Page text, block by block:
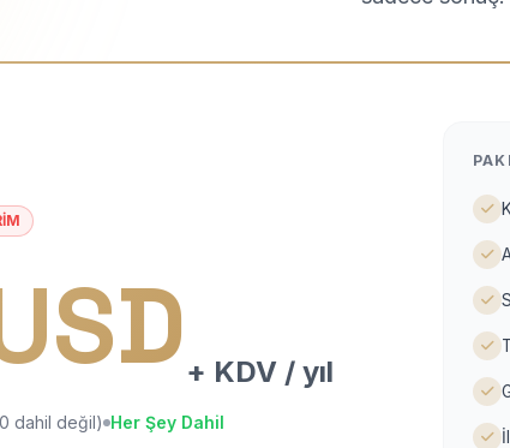
+ KDV / yıl
dahil değil) Her Şey Dahil